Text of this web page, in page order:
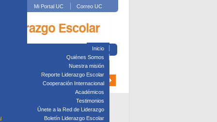
Mi Portal UC Correo UC
Inicio
Quiénes Somos
Nuestra misión
Reporte Liderazgo Escolar
Cooperación Internacional
Académicos
Testimonios
Únete a la Red de Liderazgo
Boletín Liderazgo Escolar